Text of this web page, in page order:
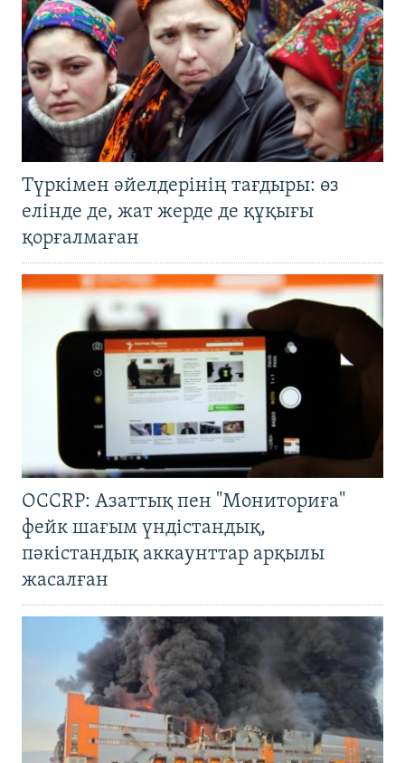
Түркімен әйелдерінің тағдыры: өз
елінде де, жат жерде де құқығы
қорғалмаған
OCCRP: Азаттық пен "Мониториға"
фейк шағым үндістандық,
пәкістандық аккаунттар арқылы
жасалған